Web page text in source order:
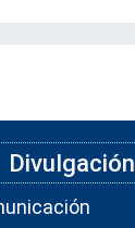
Divulgación